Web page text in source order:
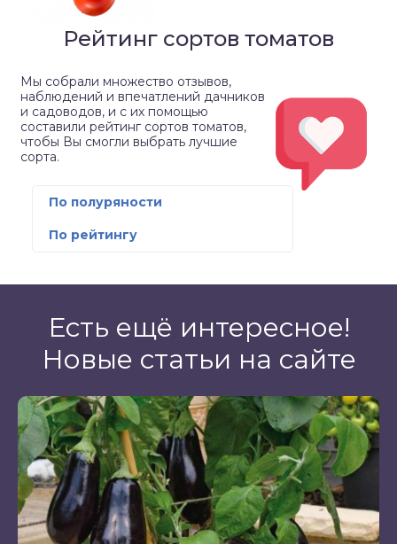
Рейтинг сортов томатов
Мы собрали множество отзывов,
наблюдений и впечатлений дачников
и садоводов, и с их помощью
составили рейтинг сортов томатов,
чтобы Вы смогли выбрать лучшие
сорта.
По полуряности
По рейтингу
Есть ещё интересное!
Новые статьи на сайте